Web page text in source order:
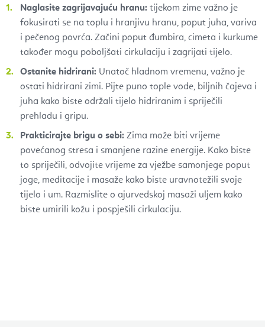
Naglasite zagrijavajuću hranu: tijekom zime važno je
fokusirati se na toplu i hranjivu hranu, poput juha, variva
i pečenog povrća. Začini poput đumbira, cimeta i kurkume
također mogu poboljšati cirkulaciju i zagrijati tijelo.
Ostanite hidrirani: Unatoč hladnom vremenu, važno je
ostati hidrirani zimi. Pijte puno tople vode, biljnih čajeva i
juha kako biste održali tijelo hidriranim i spriječili
prehladu i gripu.
Prakticirajte brigu o sebi: Zima može biti vrijeme
povećanog stresa i smanjene razine energije. Kako biste
to spriječili, odvojite vrijeme za vježbe samonjege poput
joge, meditacije i masaže kako biste uravnotežili svoje
tijelo i um. Razmislite o ajurvedskoj masaži uljem kako
biste umirili kožu i pospješili cirkulaciju.